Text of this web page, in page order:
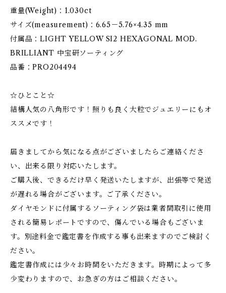
重量(Weight)：1.030ct
サイズ(measurement)：6.65－5.76×4.35 mm
付属品：LIGHT YELLOW SI2 HEXAGONAL MOD.
BRILLIANT 中宝研ソーティング
品番：PRO204494
☆ひとこと☆
結構人気の八角形です！照りも良く大粒でジュエリーにもオ
ススメです！
届きましてから気になる点がございましたらご連絡くださ
い、出来る限り対応いたします。
ご購入後、できるだけ早く発送いたしますが、出張等で発送
が遅れる場合がございます。ご了承ください。
ダイヤモンドに付属するソーティング袋は業者間取引に使用
される簡易レポートですので、傷んでいる場合もございま
す。別途料金で鑑定書を作成する事も出来ますのでご検討く
ださい。
鑑定書作成には少々お時間をいただきます。時期によって多
少変わりますので、お急ぎの方はご相談ください。